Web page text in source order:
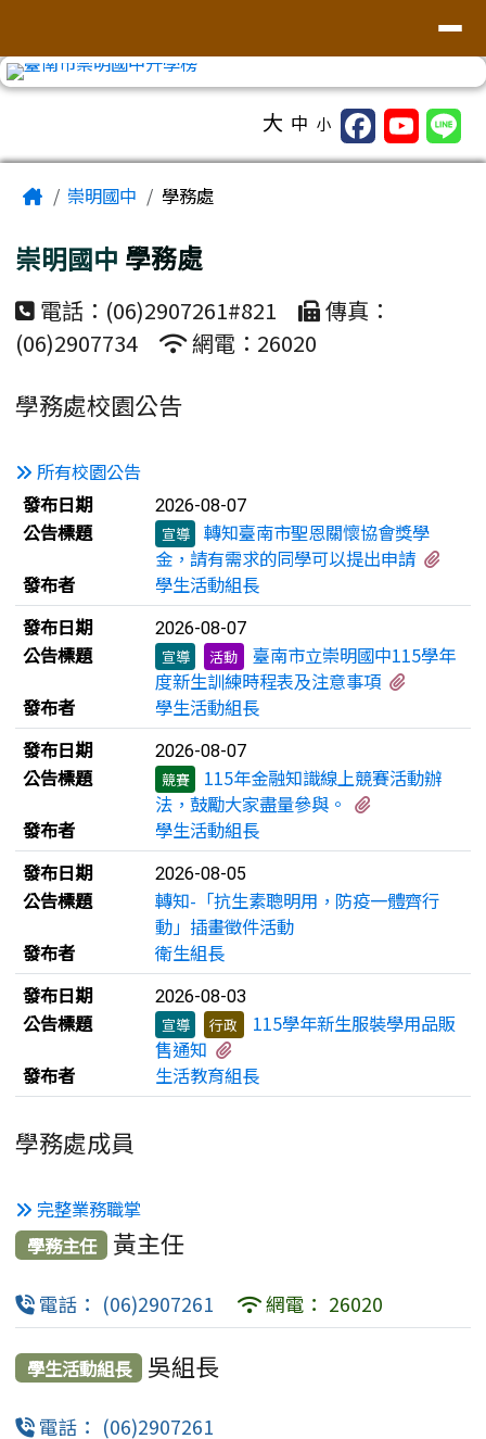
大 中 小
Home崇明國中 學務處
崇明國中 學務處
電話：(06)2907261#821
傳真：
(06)2907734
網電：26020
學務處校園公告
所有校園公告
新聞列表
發布日期 2026-08-07
公告標題 宣導
轉知臺南市聖恩關懷協會獎學
金，請有需求的同學可以提出申請
發布者
學生活動組長
發布日期
2026-08-07
公告標題 宣導 活動
臺南市立崇明國中115學年
度新生訓練時程表及注意事項
發布者
學生活動組長
發布日期
2026-08-07
公告標題 競賽
115年金融知識線上競賽活動辦
法，鼓勵大家盡量參與。
發布者
學生活動組長
發布日期
2026-08-05
公告標題
轉知-「抗生素聰明用，防疫一體齊行
動」插畫徵件活動
發布者
衛生組長
發布日期
2026-08-03
公告標題 宣導 行政
115學年新生服裝學用品販
售通知
發布者
生活教育組長
學務處成員
完整業務職掌
學務主任
黃主任
電話： (06)2907261 網電： 26020
學生活動組長 吳組長
電話： (06)2907261